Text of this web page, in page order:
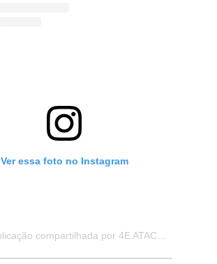
Ver essa foto no Instagram